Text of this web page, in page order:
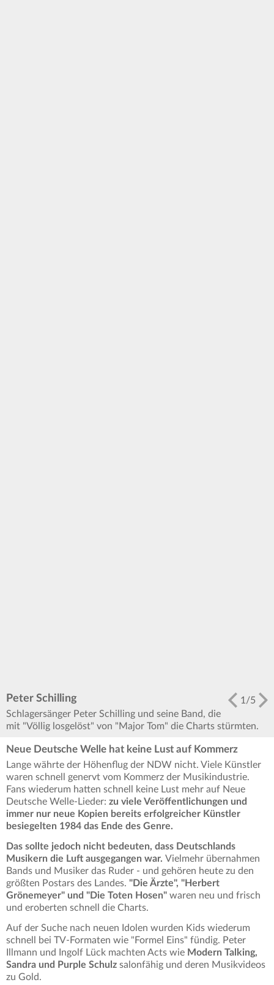
1/5
Peter Schilling
Schlagersänger Peter Schilling und seine Band, die
mit "Völlig losgelöst" von "Major Tom" die Charts stürmten.
Neue Deutsche Welle hat keine Lust auf Kommerz
Lange währte der Höhenflug der NDW nicht. Viele Künstler
waren schnell genervt vom Kommerz der Musikindustrie.
Fans wiederum hatten schnell keine Lust mehr auf Neue
Deutsche Welle-Lieder: zu viele Veröffentlichungen und
immer nur neue Kopien bereits erfolgreicher Künstler
besiegelten 1984 das Ende des Genre.
Das sollte jedoch nicht bedeuten, dass Deutschlands
Musikern die Luft ausgegangen war. Vielmehr übernahmen
Bands und Musiker das Ruder - und gehören heute zu den
größten Postars des Landes. "Die Ärzte", "Herbert
Grönemeyer" und "Die Toten Hosen" waren neu und frisch
und eroberten schnell die Charts.
Auf der Suche nach neuen Idolen wurden Kids wiederum
schnell bei TV-Formaten wie "Formel Eins" fündig. Peter
Illmann und Ingolf Lück machten Acts wie Modern Talking,
Sandra und Purple Schulz salonfähig und deren Musikvideos
zu Gold.